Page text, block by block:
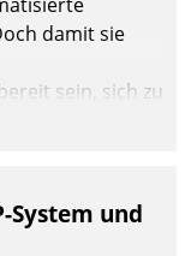
damit sie
sein, sich zu
sie an ihr
System und